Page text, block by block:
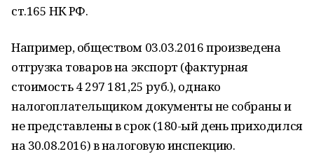
ст.165 НК РФ.
Например, обществом 03.03.2016 произведена
отгрузка товаров на экспорт (фактурная
стоимость 4 297 181,25 руб.), однако
налогоплательщиком документы не собраны и
не представлены в срок (180-ый день приходился
на 30.08.2016) в налоговую инспекцию.